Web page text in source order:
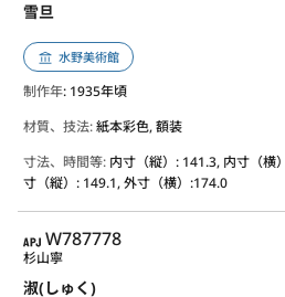
雪旦
水野美術館
制作年: 1935年頃
材質、技法:紙本彩色, 額装
寸法、時間等: 内寸（縦）: 141.3, 内寸（横
寸（縦）: 149.1, 外寸（横）:174.0
APJ
W787778
淑(しゅく)
杉山寧